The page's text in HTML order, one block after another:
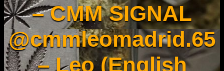
– CMM SIGNAL
@cmmleomadrid.65
– Leo (English